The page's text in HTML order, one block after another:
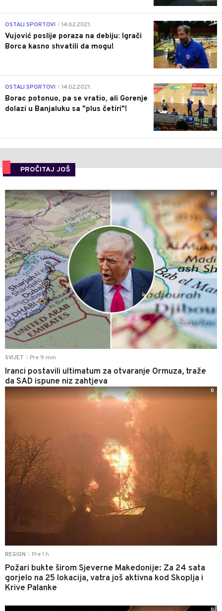
1
OSTALI SPORTOVI 14.02.2021.
Vujović poslije poraza na debiju: Igrači
Borca kasno shvatili da mogu!
3
OSTALI SPORTOVI 14.02.2021.
Borac potonuo, pa se vratio, ali Gorenje
dolazi u Banjaluku sa "plus četiri"!
PROČITAJ JOŠ
SVIJET Pre 9 min
Iranci postavili ultimatum za otvaranje Ormuza, traže
da SAD ispune niz zahtjeva
0
REGION Pre 1 h
Požari bukte širom Sjeverne Makedonije: Za 24 sata
gorjelo na 25 lokacija, vatra još aktivna kod Skoplja i
Krive Palanke
0
0